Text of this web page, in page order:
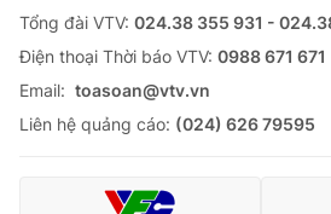
Tư vấn
Chuyên mục khác
Emagazine Podcast
Tổng đài VTV: 024.38 355 931 -
Ðiện thoại Thời báo VTV: 0988 671 671
Email: toasoan@vtv.vn
Liên hệ quảng cáo: (024) 626 79595